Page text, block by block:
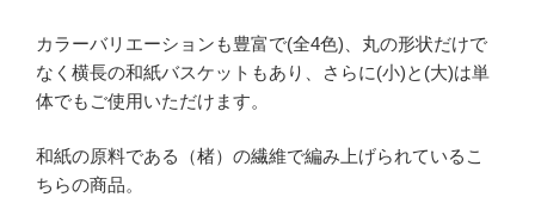
カラーバリエーションも豊富で(全4色)、丸の形状だけで
なく横長の和紙バスケットもあり、さらに(小)と(大)は単
体でもご使用いただけます。
和紙の原料である（楮）の繊維で編み上げられているこ
ちらの商品。